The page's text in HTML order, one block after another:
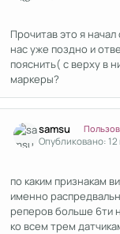
Прочитав это я
нас уже поздно и
пояснить( с верху в
маркеры?
samsu
Опубликовано:
по каким признакам
именно
реперов больше 6ти
ко всем трем